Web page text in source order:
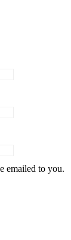
emailed to you.